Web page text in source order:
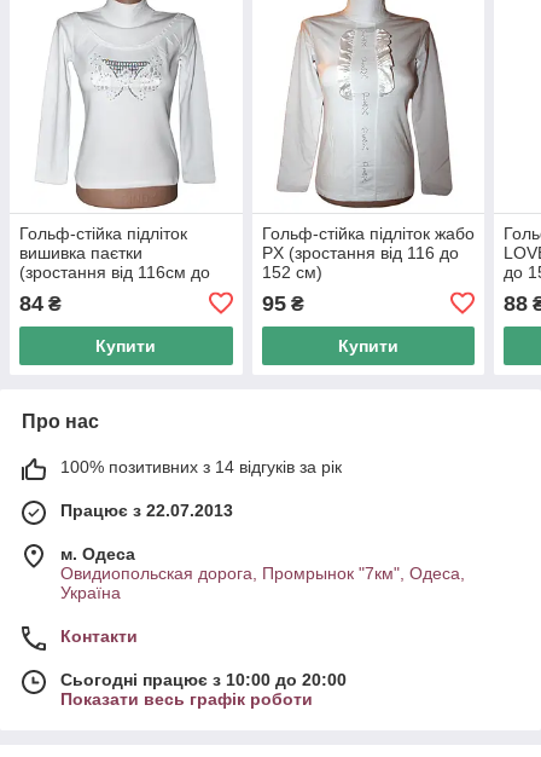
Гольф-стійка підліток
вишивка паєтки
(зростання від 116см до
84 ₴
Купити
Гольф-стійка підліток жабо
PX (зростання від 116 до
152 см)
95₴
Купити
до
88
Про нас
100% позитивних з 14 відгуків за рік
Працює з 22.07.2013
м. Одеса
Овидиопольская дорога, Промрынок "7км", Одеса,
Україна
Контакти
Сьогодні працює з 10:00 до 20:00
Показати весь графік роботи